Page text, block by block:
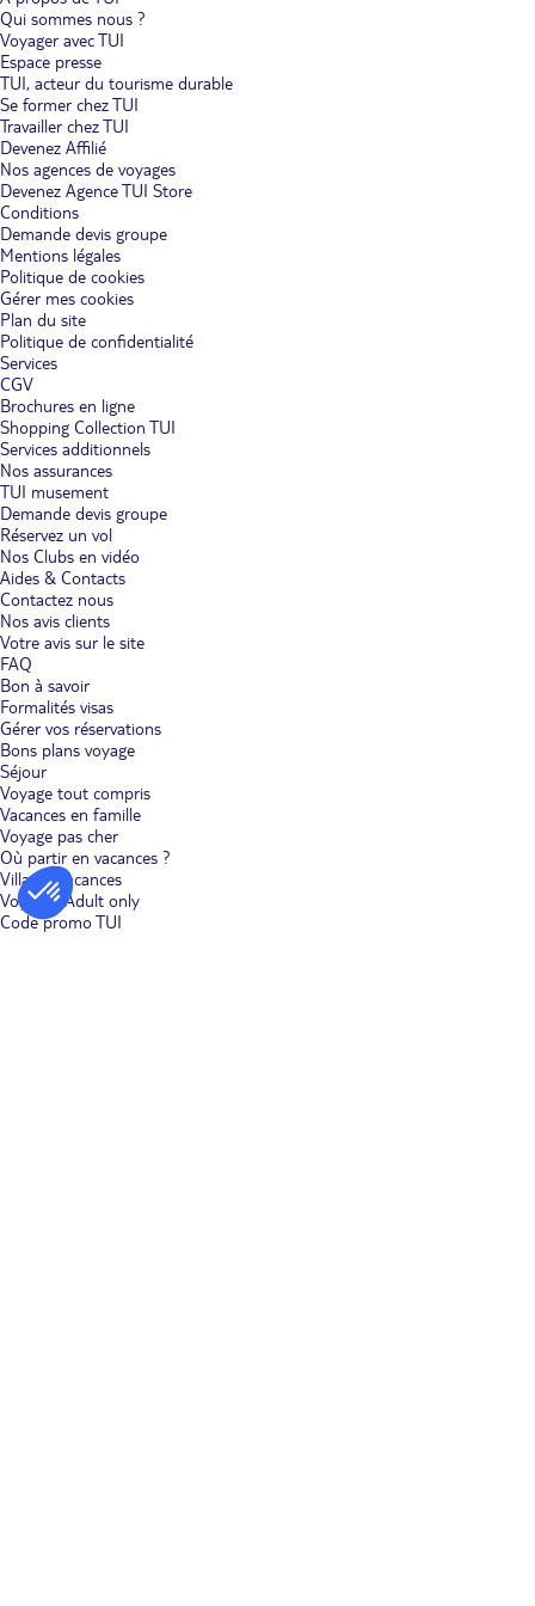
Le Péloponnèse hors des sentiers battus : explorez ses gorges en
randonnée.Destination plurielle, la péninsule du Péloponnèse vous
permet de combiner en un seul séjour farniente, histoire et escapades
dans ses gorges sauvages et verdoyantes. Découvrez le Péloponnèse
autrement, au-delà de ses plages et des trésors de l'Antiquité. En famille,
entre amis ou en amoureux, incluez dans le programme de votre séjour
une escapade à travers les gorges de Vouraïkos. Arpentez les chemins
creusés dans les roches par la nature elle-même, gravissez la montagne
d'Aroania, puis parcourez des villages pittoresques et tranquilles comme
Priolithos. Dans la région du Magne, le dépaysement est garanti.
D'innombrables itinéraires vous permettent d'expérimenter la joie que
procurent les grands espaces. En suivant le sentier du Menalon, cette
destination vous emmène dans les montagnes qui entourent Gortys ou à
travers les gorges du Loussios. Au gré de vos promenades, vous admirez
quelques monuments, d'anciens monastères notamment. Cette sortie
vous laisse de merveilleux souvenirs.
Vivez en épicurien durant votre séjour dans le Péloponnèse.
connaissez la makaronopita ? C'est une spécialité culinaire du
Péloponnèse, à découvrir pendant votre séjour avec d'autres plats
typiques et la richesse du terroir. Puisqu'une destination se découvre
aussi par ses saveurs, accordez-vous le plaisir de goûter à de délicieuses
spécialités lors de votre séjour dans le Péloponnèse. Ici, la gastronomie
est celle de la Grèce, avec parfois des particularités, dont la
makaronopita. Entre le gratin de macaronis et la tourte, ce plat généreux
et convivial est à l'image de la cuisine locale. Explorez le terroir pour
apporter un cachet singulier à votre séjour. Familiarisez-vous avec
l'univers viticole du Péloponnèse à Malandréni, près d'Argos. Dans la
campagne, partez à la rencontre des paysans et des fromagers qui
perpétuent les techniques de production ancestrales. Et puis il y a l'or
vert, l'huile d'olive. Percez les secrets de son élaboration à Kalamata,
dans le sud du Péloponnèse. Chaque visite vous permet de vivre une
expérience unique.
Qui sommes nous ?
Voyager avec TUI
Espace presse
TUI, acteur du tourisme durable
Se former chez TUI
Travailler chez TUI
Devenez Affilié
Nos agences de voyages
Devenez Agence TUI Store
Conditions
Demande devis groupe
Mentions légales
Politique de cookies
Gérer mes cookies
Plan du site
Politique de confidentialité
Services
CGV
Brochures en ligne
Shopping Collection TUI
Services additionnels
Nos assurances
TUI musement
Demande devis groupe
Réservez un vol
Nos Clubs en vidéo
Aides & Contacts
Contactez nous
Nos avis clients
Votre avis sur le site
FAQ
Bon à savoir
Formalités visas
Gérer vos réservations
Bons plans voyage
Séjour
Voyage tout compris
Vacances en famille
Voyage pas cher
Où partir en vacances ?
Villages vacances
Voyages Adult only
Code promo TUI